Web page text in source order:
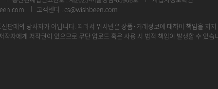
고객센터 : cs@wishbeen.com
판매의 당사자가 아닙니다. 따라서 위시빈은 상품·거래정보에 대하여 책임을 지
작자에게 저작권이 있으므로 무단 업로드 혹은 사용 시 법적 책임이 발생할 수 있습